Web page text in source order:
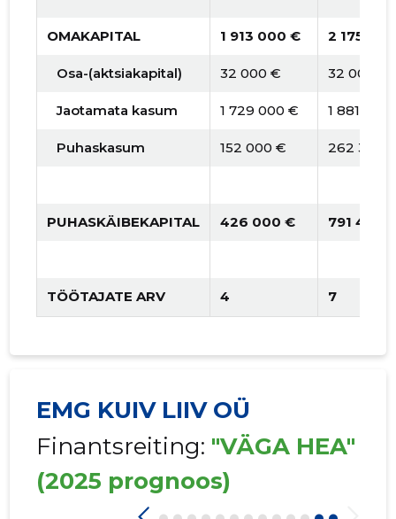
OMAKAPITAL 1 913 000 € 2 175
Osa-(aktsiakapital) 32 000 € 32 000 €
Jaotamata kasum 1 729 000 € 1 881 483
Puhaskasum 152 000 € 262 353 €
PUHASKÄIBEKAPITAL 426 000 € 791 455 €
TÖÖTAJATE ARV 4 7
EMG KUIV LIIV OÜ
Finantsreiting: "VÄGA HEA"
(2025 prognoos)